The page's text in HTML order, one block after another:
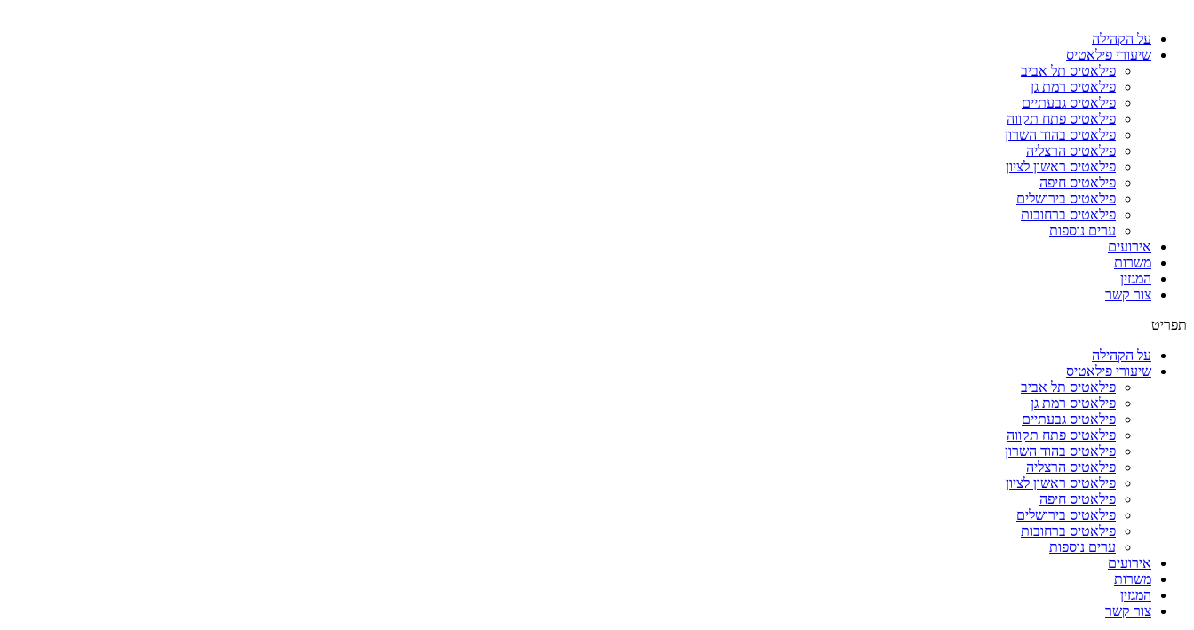
על הקהילה
שיעורי פילאטיס
פילאטיס תל אביב
פילאטיס רמת גן
פילאטיס גבעתיים
פילאטיס פתח תקווה
פילאטיס בהוד השרון
פילאטיס הרצליה
פילאטיס ראשון לציון
פילאטיס חיפה
פילאטיס בירושלים
פילאטיס ברחובות
ערים נוספות
אירועים
משרות
המגזין
צור קשר
תפריט
על הקהילה
שיעורי פילאטיס
פילאטיס תל אביב
פילאטיס רמת גן
פילאטיס גבעתיים
פילאטיס פתח תקווה
פילאטיס בהוד השרון
פילאטיס הרצליה
פילאטיס ראשון לציון
פילאטיס חיפה
פילאטיס בירושלים
פילאטיס ברחובות
ערים נוספות
אירועים
משרות
המגזין
צור קשר